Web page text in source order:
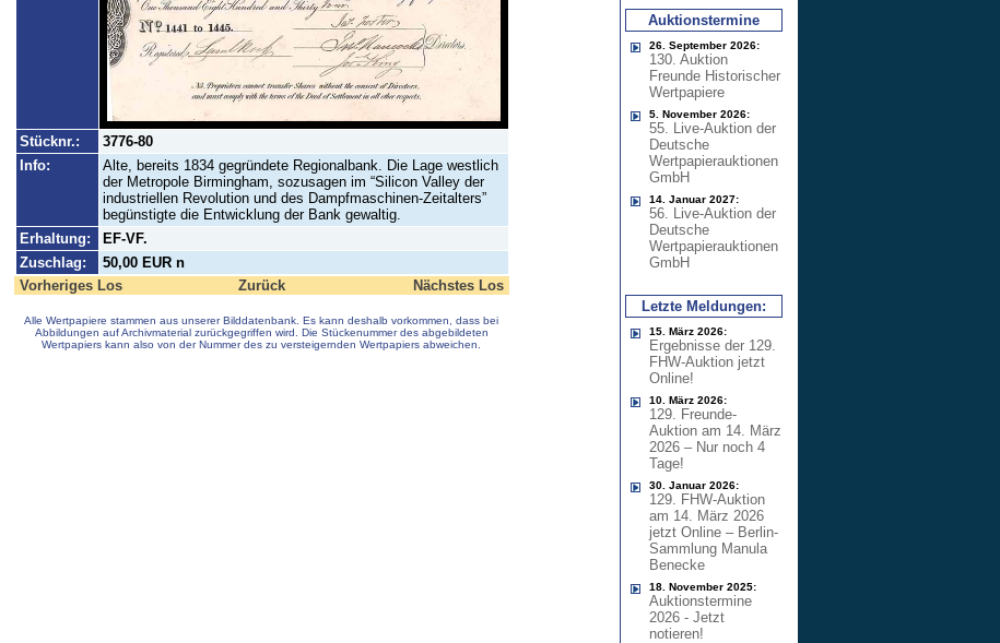
Stücknr.:
3776-80
Info:
Alte, bereits 1834 gegründete Regionalbank. Die Lage westlich
der Metropole Birmingham, sozusagen im “Silicon Valley der
industriellen Revolution und des Dampfmaschinen-Zeitalters”
begünstigte die Entwicklung der Bank gewaltig.
Erhaltung:
EF-VF.
Zuschlag:
50,00 EUR n
Vorheriges Los
Zurück Nächstes Los
Alle Wertpapiere stammen aus unserer Bilddatenbank. Es kann deshalb vorkommen, dass bei
Abbildungen auf Archivmaterial zurückgegriffen wird. Die Stückenummer des abgebildeten
Wertpapiers kann also von der Nummer des zu versteigernden Wertpapiers abweichen.
Auktionstermine
26. September 2026:
130. Auktion
Freunde Historischer
Wertpapiere
5. November 2026:
55. Live-Auktion der
Deutsche
Wertpapierauktionen
GmbH
14. Januar 2027:
56. Live-Auktion der
Deutsche
Wertpapierauktionen
GmbH
Letzte Meldungen:
15. März 2026:
Ergebnisse der 129.
FHW-Auktion jetzt
Online!
10. März 2026:
129. Freunde-
Auktion am 14. März
2026 – Nur noch 4
Tage!
30. Januar 2026:
129. FHW-Auktion
am 14. März 2026
jetzt Online – Berlin-
Sammlung Manula
Benecke
18. November 2025:
Auktionstermine
2026 - Jetzt
notieren!